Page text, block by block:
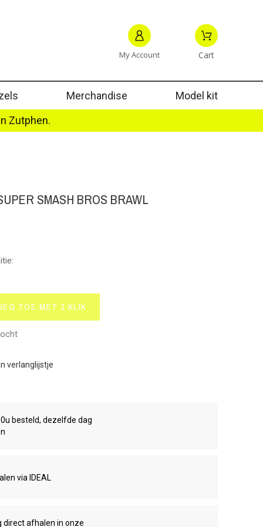
My Account Cart
Merchandise
Model kit
Zutphen.
SMASH BROS BRAWL
TOE MET 1 KLIK
verlanglijstje
besteld, dezelfde dag
via IDEAL
direct afhalen in onze